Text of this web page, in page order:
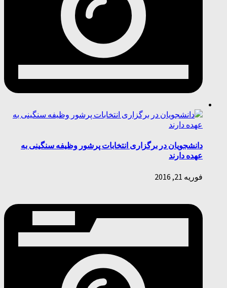
دانشجویان در برگزاری انتخابات پرشور وظیفه سنگینی به
عهده دارند
فوریه 21, 2016